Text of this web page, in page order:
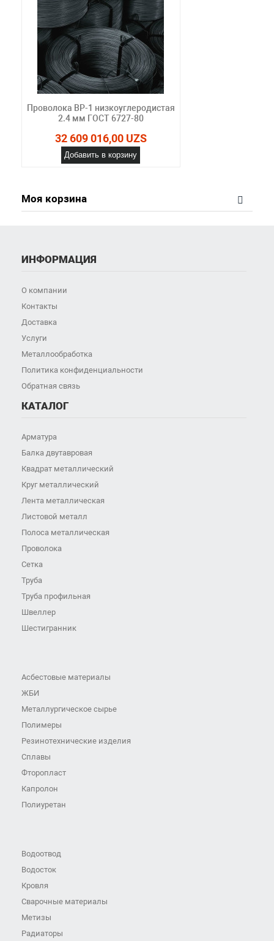
Проволока ВР-1 низкоуглеродистая
2.4 мм ГОСТ 6727-80
32 609 016,00 UZS
Добавить в корзину
Моя корзина
ИНФОРМАЦИЯ
О компании
Контакты
Доставка
Услуги
Металлообработка
Политика конфиденциальности
Обратная связь
КАТАЛОГ
Арматура
Балка двутавровая
Квадрат металлический
Круг металлический
Лента металлическая
Листовой металл
Полоса металлическая
Проволока
Сетка
Труба
Труба профильная
Швеллер
Шестигранник
Асбестовые материалы
ЖБИ
Металлургическое сырье
Полимеры
Резинотехнические изделия
Сплавы
Фторопласт
Капролон
Полиуретан
Водоотвод
Водосток
Кровля
Сварочные материалы
Метизы
Радиаторы